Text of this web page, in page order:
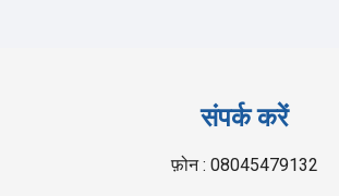
संपर्क करें
फ़ोन : 08045479132